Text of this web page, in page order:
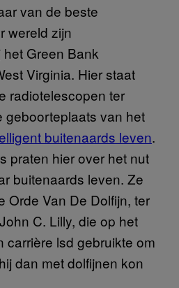
van de beste
wereld zijn
Green Bank
Virginia. Hier staat
radiotelescopen ter
geboorteplaats van het
buitenaards leven.
praten hier over het nut
buitenaards leven. Ze
Orde Van De Dolfijn, ter
C. Lilly, die op het
carrière lsd gebruikte om
dan met dolfijnen kon